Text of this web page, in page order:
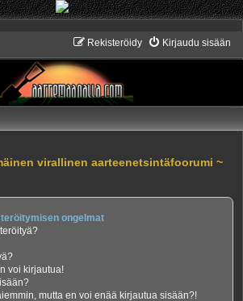
Kirjaudu sisään
Rekisteröidy
virallinen aarteenetsintäfoorumi ~
ongelmat
voi kirjautua!
mutta en voi enää kirjautua sisään?!